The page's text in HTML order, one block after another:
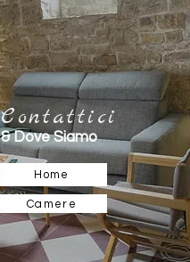
Contattici
& Dove Siamo
Home
Camere